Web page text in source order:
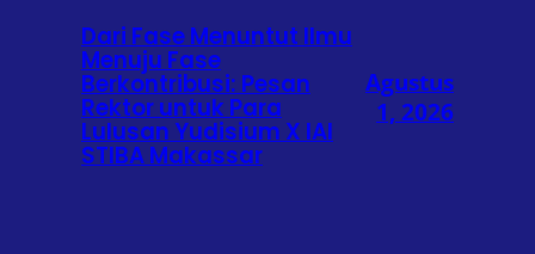
Dari Fase Menuntut Ilmu
Menuju Fase
Berkontribusi: Pesan
Rektor untuk Para
Lulusan Yudisium X IAI
STIBA Makassar
Agustus
1, 2026